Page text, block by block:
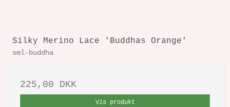
Silky Merino Lace 'Buddhas Orange'
sml-buddha
225,00 DKK
Vis produkt